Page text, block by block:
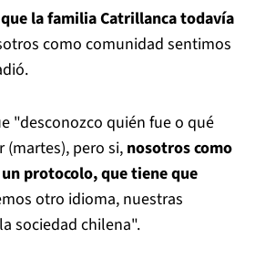
la familia Catrillanca todavía
como comunidad sentimos
"desconozco quién fue o qué
(martes), pero si, nosotros como
protocolo, que tiene que
otro idioma, nuestras
sociedad chilena".